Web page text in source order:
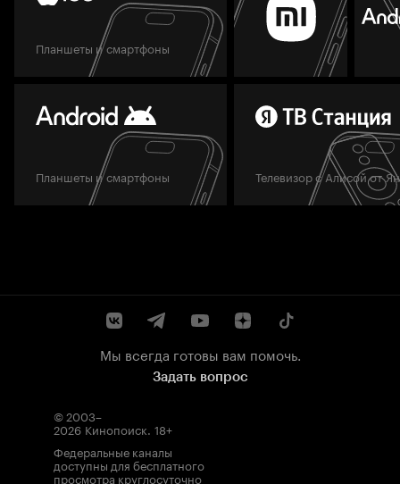
Планшеты и смартфоны
Планшеты и смартфоны Телевизор с Алисой от
Мы всегда готовы вам помочь.
Задать вопрос
© 2003–
2026 Кинопоиск. 18+
Федеральные каналы
доступны для бесплатного
просмотра круглосуточно